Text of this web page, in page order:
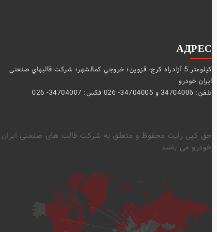
АДРЕС
كيلومتر 5 آزادراه كرج- قزوين؛ خروجي كمالشهر؛ شركت قالبهاي صنعتي
ايران خودرو
تلفن: 34704006 و 34704005- 026 فکس: 34704007- 026
حق کپی رایت محفوظ و متعلق به شرکت قالب های صنعتی ایران
خودرو می باشد